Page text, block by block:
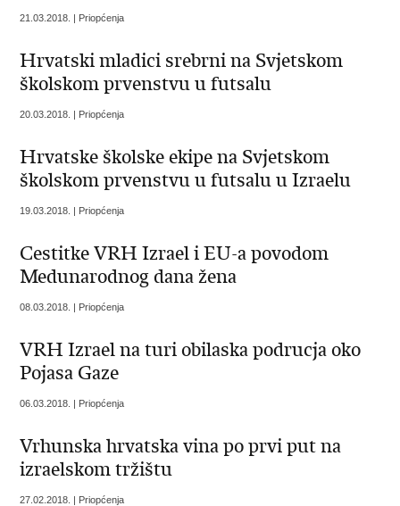
21.03.2018. | Priopćenja
Hrvatski mladici srebrni na Svjetskom
školskom prvenstvu u futsalu
20.03.2018. | Priopćenja
Hrvatske školske ekipe na Svjetskom
školskom prvenstvu u futsalu u Izraelu
19.03.2018. | Priopćenja
Cestitke VRH Izrael i EU-a povodom
Medunarodnog dana žena
08.03.2018. | Priopćenja
VRH Izrael na turi obilaska podrucja oko
Pojasa Gaze
06.03.2018. | Priopćenja
Vrhunska hrvatska vina po prvi put na
izraelskom tržištu
27.02.2018. | Priopćenja